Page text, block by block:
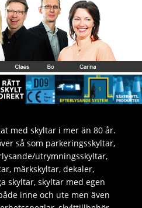
med skyltar i mer än 80 år.
så som parkeringsskyltar,
utrymningsskyltar,
märkskyltar, dekaler,
skyltar, skyltar med egen
inne och ute men även